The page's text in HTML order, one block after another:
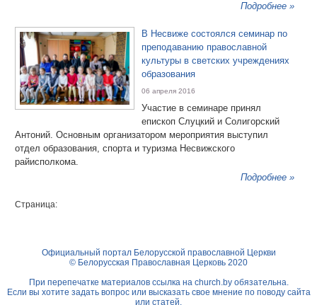
Подробнее »
В Несвиже состоялся семинар по
преподаванию православной
культуры в светских учреждениях
образования
06 апреля 2016
Участие в семинаре принял
епископ Слуцкий и Солигорский
Антоний. Основным организатором мероприятия выступил
отдел образования, спорта и туризма Несвижского
райисполкома.
Подробнее »
Страница:
Официальный портал Белорусской православной Церкви
© Белорусская Православная Церковь 2020
При перепечатке материалов ссылка на church.byобязательна.
Если вы хотите задать вопрос или высказать свое мнение по поводу сайта
или статей,